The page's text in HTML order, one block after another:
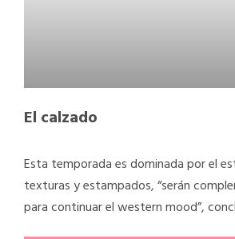
El calzado
Esta temporada es dominada por el
texturas y estampados, “serán
para continuar el western mood”,